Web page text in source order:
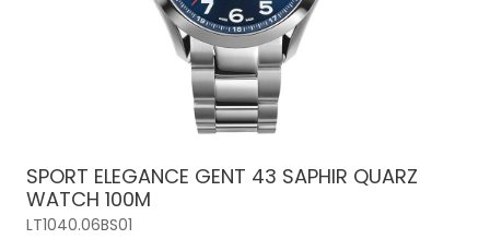
SPORT ELEGANCE GENT 43 SAPHIR QUARZ
WATCH 100M
LT1040.06BS01